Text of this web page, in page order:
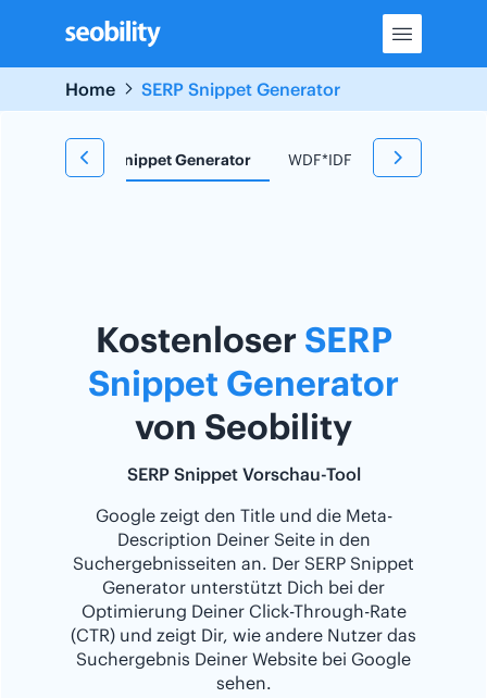
content
Home
SERP Snippet Generator
SERP Snippet Generator WDF*IDF Tool
Kostenloser SERP
Snippet Generator
von Seobility
SERP Snippet Vorschau-Tool
Google zeigt den Title und die Meta-
Description Deiner Seite in den
Suchergebnisseiten an. Der SERP Snippet
Generator unterstützt Dich bei der
Optimierung Deiner Click-Through-Rate
(CTR) und zeigt Dir, wie andere Nutzer das
Suchergebnis Deiner Website bei Google
sehen.